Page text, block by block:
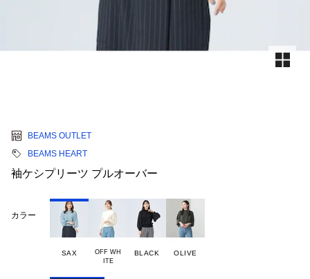
BEAMS OUTLET
BEAMS HEART
袖ケシプリーツ プルオーバー
カラー
SAX
OFF WH
ITE
BLACK OLIVE